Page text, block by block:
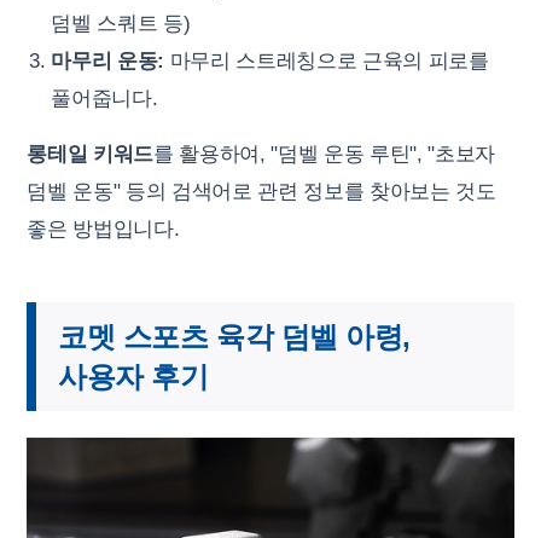
덤벨 스쿼트 등)
마무리 운동: 마무리 스트레칭으로 근육의 피로를
풀어줍니다.
롱테일 키워드를 활용하여, "덤벨 운동 루틴", "초보자
덤벨 운동" 등의 검색어로 관련 정보를 찾아보는 것도
좋은 방법입니다.
코멧 스포츠 육각 덤벨 아령,
사용자 후기